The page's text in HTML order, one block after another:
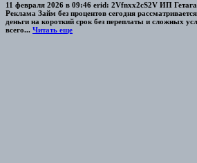
11 февраля 2026 в 09:46 erid: 2Vfnxx2cS2V ИП
Реклама Займ без процентов сегодня
деньги на короткий срок без переплаты и сложных
всего... Читать еще